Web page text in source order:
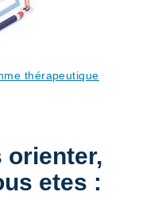
thérapeutique
orienter,
etes :